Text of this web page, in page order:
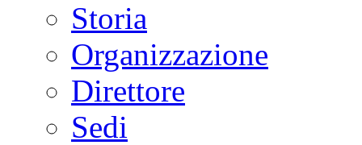
Storia
Organizzazione
Direttore
Sedi